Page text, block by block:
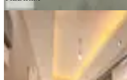
BALKONLU
Yakınca'da
Daire (kiralık)
Yeşilyurt, Yakınca
185 m² ·6. Kat